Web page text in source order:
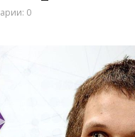
0